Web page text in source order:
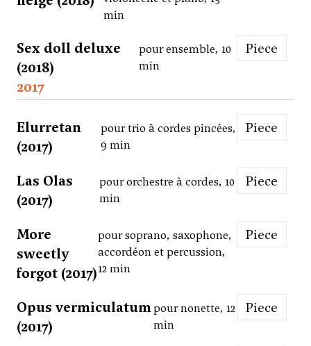
min
Sex doll deluxe
(2018)
pour ensemble, 10
min
Piece
2017
Elurretan
(2017)
pour trio à cordes pincées,
9 min
Piece
Las Olas
(2017)
pour orchestre à cordes, 10
min
Piece
More
sweetly
forgot (2017)
pour soprano, saxophone,
accordéon et percussion,
12 min
Piece
Opus vermiculatum
(2017)
pour nonette, 12
min
Piece